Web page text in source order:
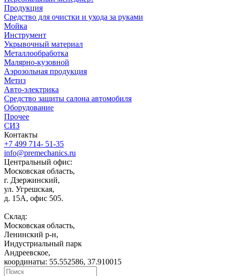
Продукция
Средство для очистки и ухода за руками
Мойка
Инструмент
Укрывочный материал
Металлообработка
Малярно-кузовной
Аэрозольная продукция
Метиз
Авто-электрика
Средство защиты салона автомобиля
Оборудование
Прочее
СИЗ
Контакты
+7 499 714- 51-35
info@premechanics.ru
Центральный офис:
Московская область,
г. Дзержинский,
ул. Угрешская,
д. 15А, офис 505.
Склад:
Московская область,
Ленинский р-н,
Индустриальный парк
Андреевское,
координаты: 55.552586, 37.910015